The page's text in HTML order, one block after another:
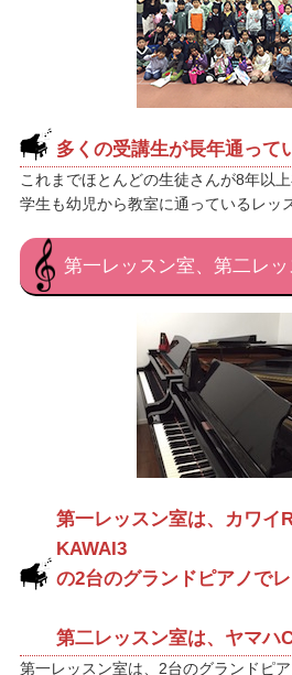
多くの受講生が長年通って
これまでほとんどの生徒さんが8年以
学生も幼児から教室に通っているレッ
第一レッスン室、第二レ
第一レッスン室は、カワイ
KAWAI3
の2台のグランドピアノで
第二レッスン室は、ヤマハ
第一レッスン室は、2台のグランドピア